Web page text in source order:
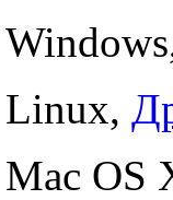
Linux,
Mac OS